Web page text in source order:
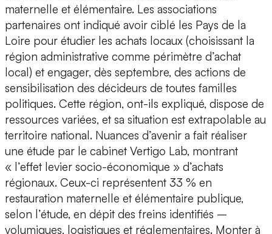
maternelle et élémentaire. Les associations
partenaires ont indiqué avoir ciblé les Pays de la
Loire pour étudier les achats locaux (choisissant la
région administrative comme périmètre d’achat
local) et engager, dès septembre, des actions de
sensibilisation des décideurs de toutes familles
politiques. Cette région, ont-ils expliqué, dispose de
ressources variées, et sa situation est extrapolable au
territoire national. Nuances d’avenir a fait réaliser
une étude par le cabinet Vertigo Lab, montrant
« l’effet levier socio-économique » d’achats
régionaux. Ceux-ci représentent 33 % en
restauration maternelle et élémentaire publique,
selon l’étude, en dépit des freins identifiés –
volumiques, logistiques et réglementaires. Monter à